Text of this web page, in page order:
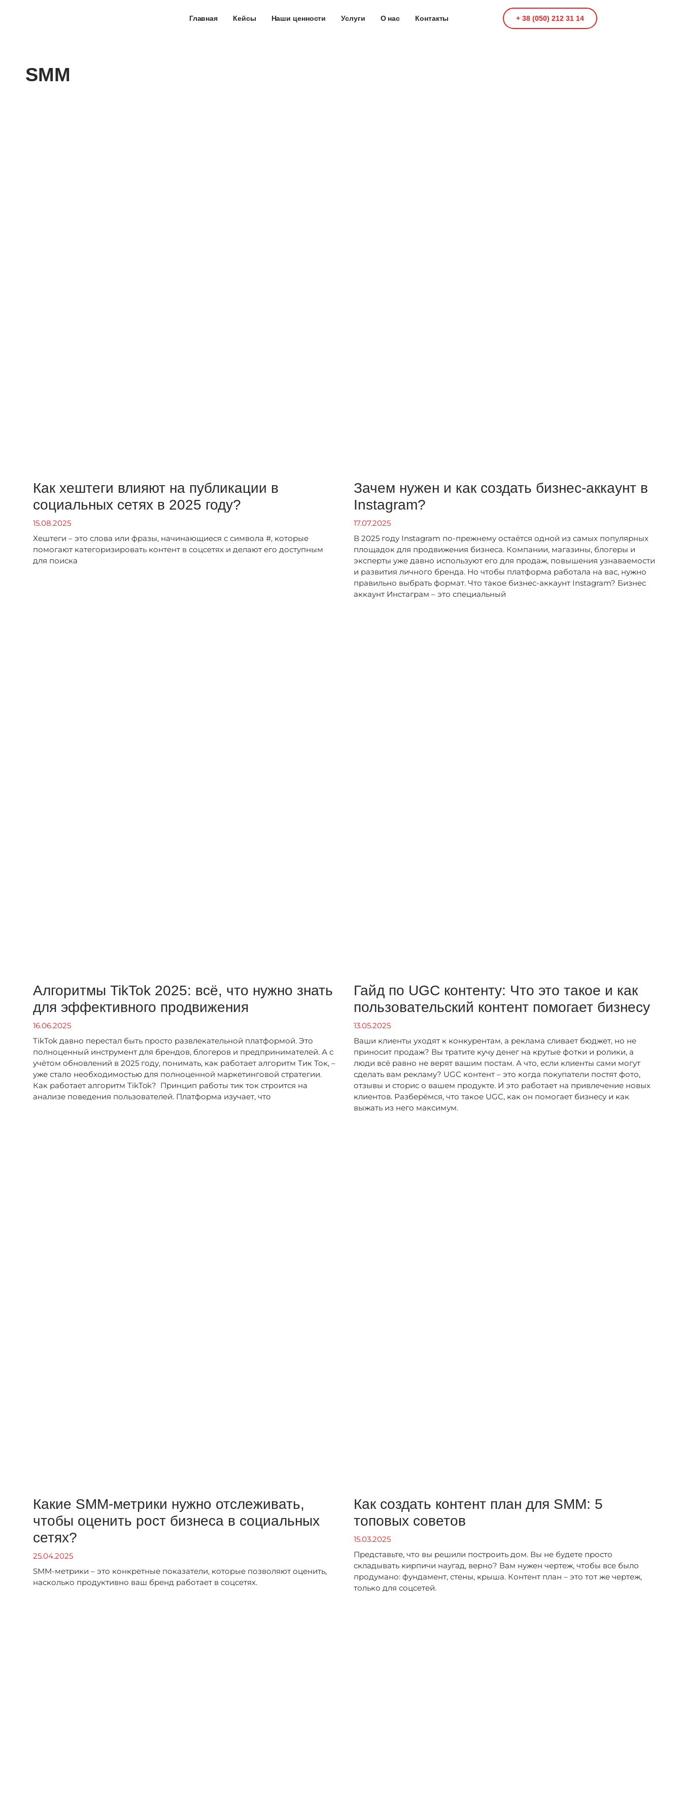
Главная Кейсы Наши ценности Услуги О нас Контакты + 38 (050) 212 31 14
SMM
Как хештеги влияют на публикации в
социальных сетях в 2025 году?
15.08.2025
Хештеги – это слова или фразы, начинающиеся с символа #, которые
помогают категоризировать контент в соцсетях и делают его доступным
для поиска
Зачем нужен и как создать бизнес-аккаунт в
Instagram?
17.07.2025
В 2025 году Instagram по-прежнему остаётся одной из самых популярных
площадок для продвижения бизнеса. Компании, магазины, блогеры и
эксперты уже давно используют его для продаж, повышения узнаваемости
и развития личного бренда. Но чтобы платформа работала на вас, нужно
правильно выбрать формат. Что такое бизнес-аккаунт Instagram? Бизнес
аккаунт Инстаграм – это специальный
Алгоритмы TikTok 2025: всё, что нужно знать
для эффективного продвижения
16.06.2025
TikTok давно перестал быть просто развлекательной платформой. Это
полноценный инструмент для брендов, блогеров и предпринимателей. А с
учётом обновлений в 2025 году, понимать, как работает алгоритм Тик Ток, –
уже стало необходимостью для полноценной маркетинговой стратегии.
Как работает алгоритм TikTok? Принцип работы тик ток строится на
анализе поведения пользователей. Платформа изучает, что
Гайд по UGC контенту: Что это такое и как
пользовательский контент помогает бизнесу
13.05.2025
Ваши клиенты уходят к конкурентам, а реклама сливает бюджет, но не
приносит продаж? Вы тратите кучу денег на крутые фотки и ролики, а
люди всё равно не верят вашим постам. А что, если клиенты сами могут
сделать вам рекламу? UGC контент – это когда покупатели постят фото,
отзывы и сторис о вашем продукте. И это работает на привлечение новых
клиентов. Разберёмся, что такое UGC, как он помогает бизнесу и как
выжать из него максимум.
Какие SMM-метрики нужно отслеживать,
чтобы оценить рост бизнеса в социальных
сетях?
25.04.2025
SMM-метрики – это конкретные показатели, которые позволяют оценить,
насколько продуктивно ваш бренд работает в соцсетях.
Как создать контент план для SMM: 5
топовых советов
15.03.2025
Представьте, что вы решили построить дом. Вы не будете просто
складывать кирпичи наугад, верно? Вам нужен чертеж, чтобы все было
продумано: фундамент, стены, крыша. Контент план – это тот же чертеж,
только для соцсетей.